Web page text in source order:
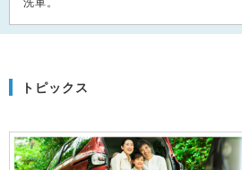
洗車。
トピックス